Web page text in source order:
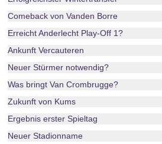
Comeback von Vanden Borre
Erreicht Anderlecht Play-Off 1?
Ankunft Vercauteren
Neuer Stürmer notwendig?
Was bringt Van Crombrugge?
Zukunft von Kums
Ergebnis erster Spieltag
Neuer Stadionname